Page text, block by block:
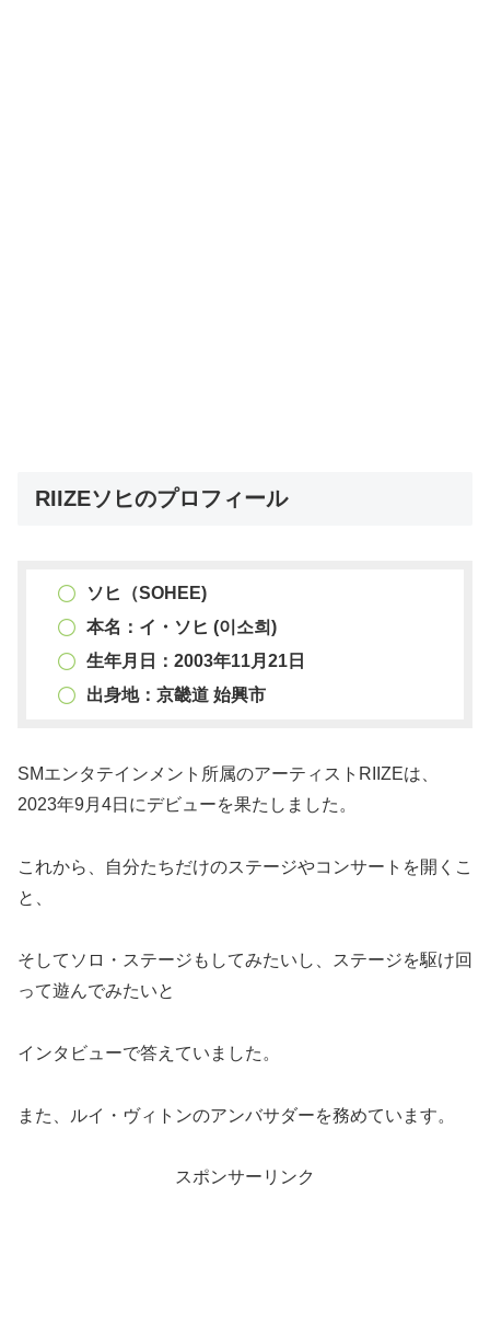
RIIZEソヒのプロフィール
ソヒ（SOHEE)
本名：イ・ソヒ (이소희)
生年月日：2003年11月21日
出身地：京畿道 始興市
SMエンタテインメント所属のアーティストRIIZEは、
2023年9月4日にデビューを果たしました。
これから、自分たちだけのステージやコンサートを開くこ
と、
そしてソロ・ステージもしてみたいし、ステージを駆け回
って遊んでみたいと
インタビューで答えていました。
また、ルイ・ヴィトンのアンバサダーを務めています。
スポンサーリンク